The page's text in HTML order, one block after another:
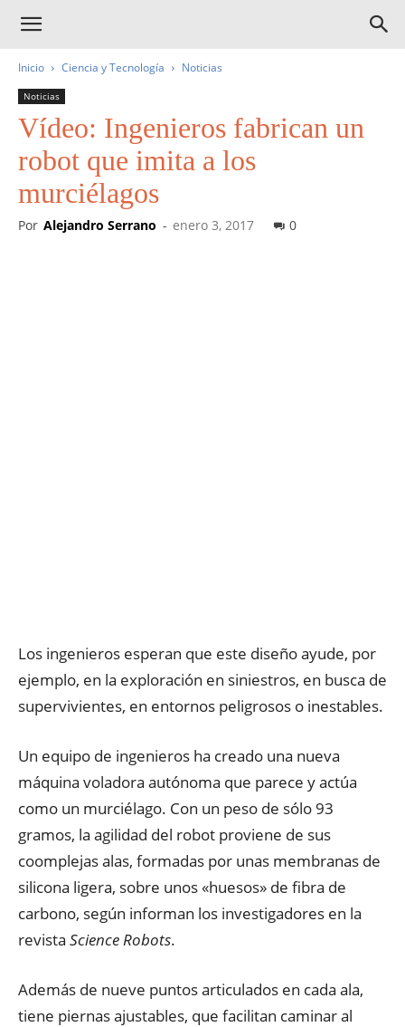
Inicio Ciencia y Tecnología Noticias
Noticias
Vídeo: Ingenieros fabrican un
robot que imita a los
murciélagos
Por Alejandro Serrano - enero 3, 2017 0
Los ingenieros esperan que este diseño ayude, por
ejemplo, en la exploración en siniestros, en busca de
supervivientes, en entornos peligrosos o inestables.
Un equipo de ingenieros ha creado una nueva
máquina voladora autónoma que parece y actúa
como un murciélago. Con un peso de sólo 93
gramos, la agilidad del robot proviene de sus
coomplejas alas, formadas por unas membranas de
silicona ligera, sobre unos «huesos» de fibra de
carbono, según informan los investigadores en la
revista Science Robots.
Además de nueve puntos articulados en cada ala,
tiene piernas ajustables, que facilitan caminar al